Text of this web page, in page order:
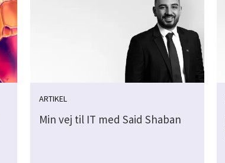
ARTIKEL
Min vej til IT med Said Shaban